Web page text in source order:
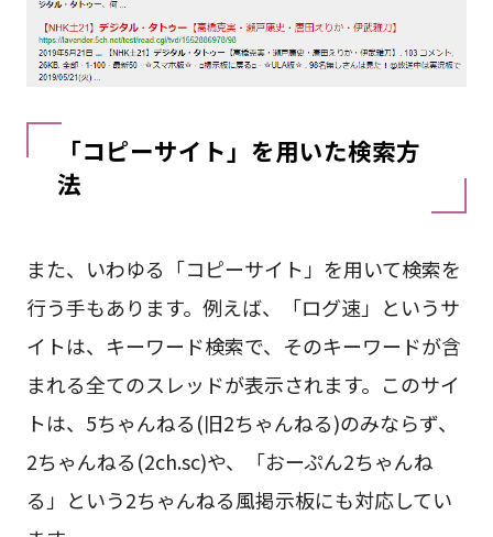
「コピーサイト」を用いた検索方
法
また、いわゆる「コピーサイト」を用いて検索を
行う手もあります。例えば、「ログ速」というサ
イトは、キーワード検索で、そのキーワードが含
まれる全てのスレッドが表示されます。このサイ
トは、5ちゃんねる(旧2ちゃんねる)のみならず、
2ちゃんねる(2ch.sc)や、「おーぷん2ちゃんね
る」という2ちゃんねる風掲示板にも対応してい